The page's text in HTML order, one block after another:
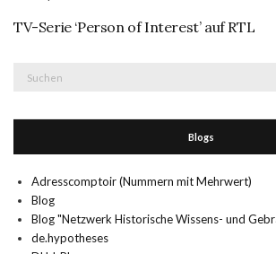
TV-Serie ‘Person of Interest’ auf RTL
Blogs
Adresscomptoir (Nummern mit Mehrwert)
Blog
Blog "Netzwerk Historische Wissens- und
de.hypotheses